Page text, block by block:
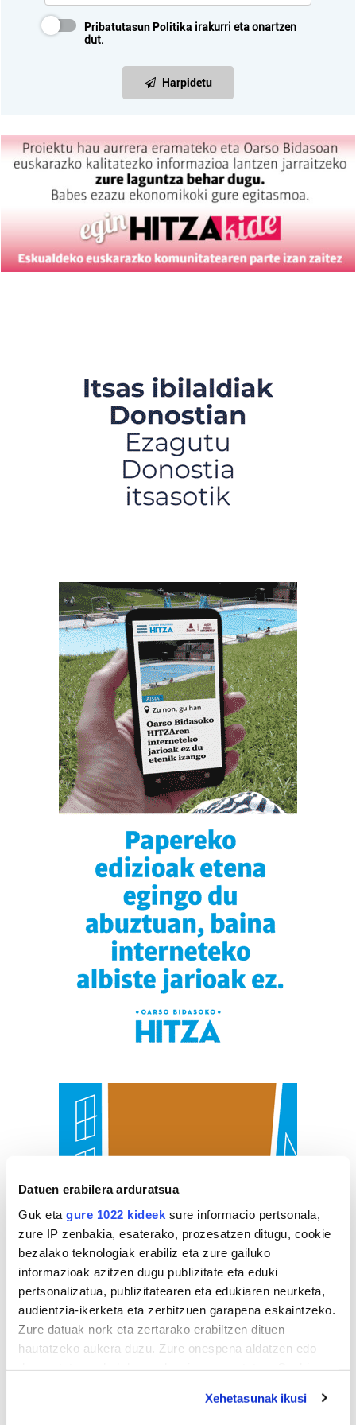
Datuen erabilera arduratsua
Guk eta gure 1022 kideek sure informacio pertsonala,
zure IP zenbakia, esaterako, prozesatzen ditugu, cookie
bezalako teknologiak erabiliz eta zure gailuko
informazioak azitzen dugu publizitate eta eduki
pertsonalizatua, publizitatearen eta edukiaren neurketa,
audientzia-ikerketa eta zerbitzuen garapena eskaintzeko.
Zure datuak nork eta zertarako erabiltzen dituen
hautatzeko aukera duzu. Zure onespena aldatzen edo
Xehetasunak ikusi
Pribatutasun Politika irakurri eta onartzen
dut.
Harpidetu